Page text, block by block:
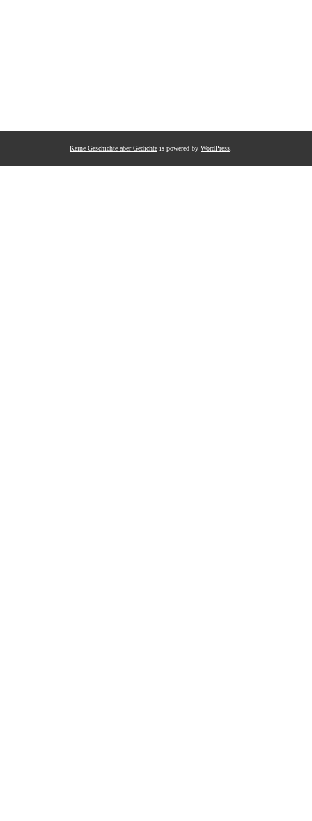
Keine Geschichte aber Gedichte is powered by WordPress